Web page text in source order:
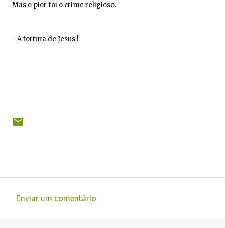
Mas o pior foi o crime religioso.
- A tortura de Jesus !
Enviar um comentário